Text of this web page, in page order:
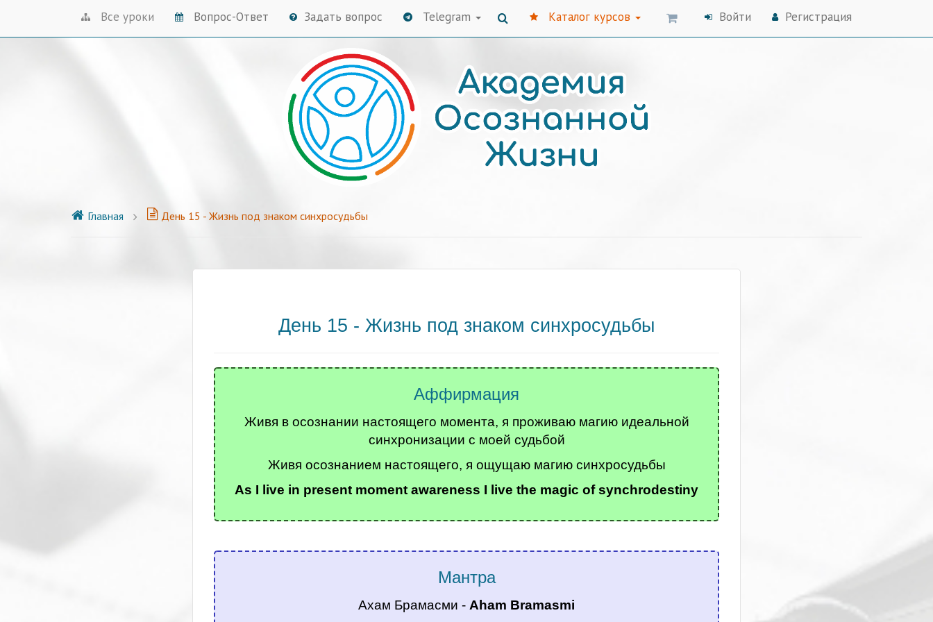
Все уроки Вопрос-Ответ Задать вопрос Telegram Каталог курсов Войти Регистрация
Главная День 15 - Жизнь под знаком синхросудьбы
День 15 - Жизнь под знаком синхросудьбы
Аффирмация
Живя в осознании настоящего момента, я проживаю магию идеальной
синхронизации с моей судьбой
Живя осознанием настоящего, я ощущаю магию синхросудьбы
As I live in present moment awareness I live the magic of synchrodestiny
Мантра
Ахам Брамасми - Aham Bramasmi